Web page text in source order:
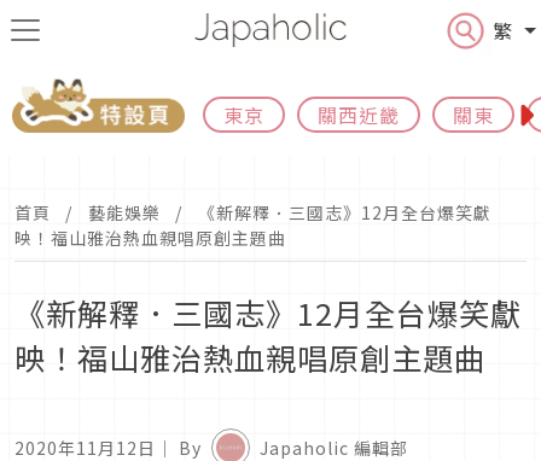
繁
東京 關西近畿 關東
首頁 藝能娛樂
《新解釋．三國志》12月全台爆笑獻
映！福山雅治熱血親唱原創主題曲
《新解釋．三國志》12月全台爆笑獻
映！福山雅治熱血親唱原創主題曲
2020年11月12日 ｜ By Japaholic 編輯部